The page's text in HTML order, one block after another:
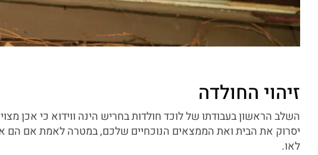
זיהוי החולדה
השלב הראשון בעבודתו של לוכד חולדות בחריש הינה ווידוא כי אכן
יסרוק את הבית ואת הממצאים הנוכחיים שלכם, במטרה לאמת אם הם
לאו.